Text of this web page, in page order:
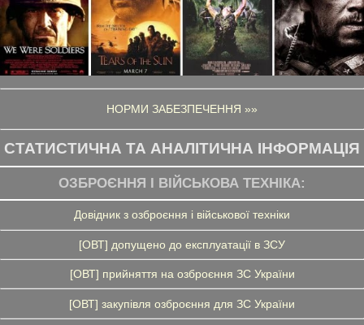
НОРМИ ЗАБЕЗПЕЧЕННЯ »»
СТАТИСТИЧНА ТА АНАЛІТИЧНА ІНФОРМАЦІЯ
ОЗБРОЄННЯ І ВІЙСЬКОВА ТЕХНІКА:
Довідник з озброєння і військової техніки
[ОВТ] допущено до експлуатації в ЗСУ
[ОВТ] прийняття на озброєння ЗС України
[ОВТ] закупівля озброєння для ЗС України